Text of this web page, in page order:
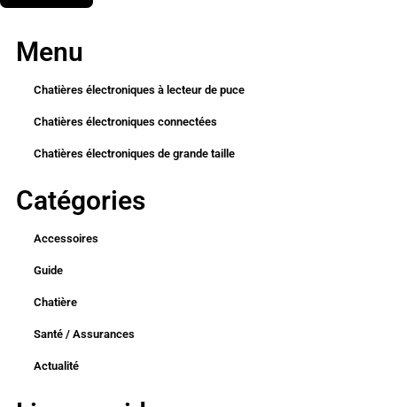
Menu
Chatières électroniques à lecteur de puce
Chatières électroniques connectées
Chatières électroniques de grande taille
Catégories
Accessoires
Guide
Chatière
Santé / Assurances
Actualité